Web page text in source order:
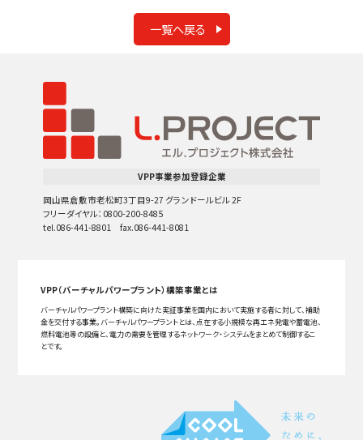
一覧へ戻る
VPP事業参加登録企業
岡山県倉敷市老松町3丁目9-27 グランドールビル 2F
フリーダイヤル：0800-200-8485
tel.086-441-8801 fax.086-441-8081
VPP（バーチャルパワープラント）構築事業とは
バーチャルパワープラント構築に向けた実証事業を国内において実施する者に対して、補助
金を交付する事業。バーチャルパワープラントとは、点在する小規模な再エネ発電や蓄電池、
燃料電池等の設備と、電力の需要を管理するネットワーク・システムをまとめて制御するこ
とです。